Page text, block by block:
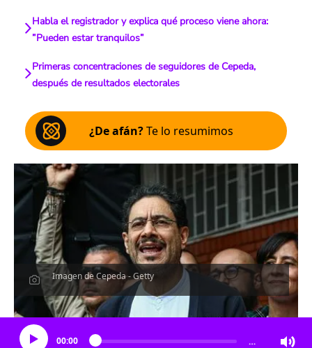
Habla el registrador y explica qué proceso viene ahora:
”Pueden estar tranquilos”
Primeras concentraciones de seguidores de Cepeda,
después de resultados electorales
¿De afán?Te lo resumimos
Imagen de Cepeda - Getty
Escucha el artículo
00:00 …